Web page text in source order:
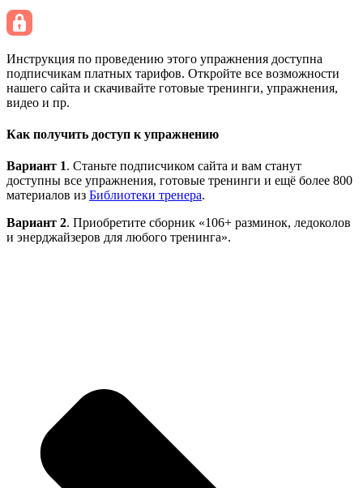
Инструкция по проведению этого упражнения доступна
подписчикам платных тарифов. Откройте все возможности
нашего сайта и скачивайте готовые тренинги, упражнения,
видео и пр.
Как получить доступ к упражнению
Вариант 1. Станьте подписчиком сайта и вам станут
доступны все упражнения, готовые тренинги и ещё более 800
материалов из Библиотеки тренера.
Вариант 2. Приобретите сборник «106+ разминок, ледоколов
и энерджайзеров для любого тренинга».